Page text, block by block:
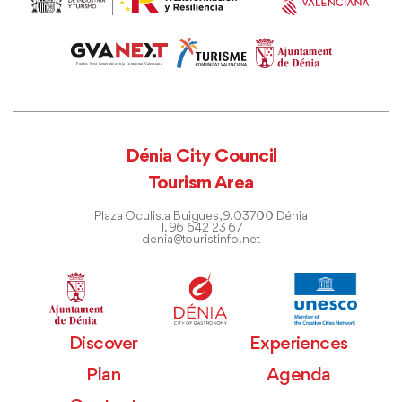
Dénia City Council
Tourism Area
Plaza Oculista Buigues, 9. 03700 Dénia
T. 96 642 23 67
denia@touristinfo.net
Discover
Experiences
Plan
Agenda